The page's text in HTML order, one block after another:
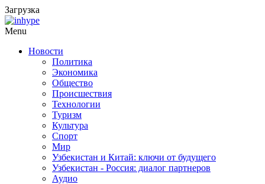
Загрузка
Menu
Новости
Политика
Экономика
Общество
Происшествия
Технологии
Туризм
Культура
Спорт
Мир
Узбекистан и Китай: ключи от будущего
Узбекистан - Россия: диалог партнеров
Аудио